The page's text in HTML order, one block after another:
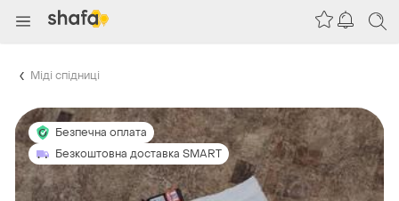
Міді спідниці
Безпечна оплата
Безкоштовна доставка SMART